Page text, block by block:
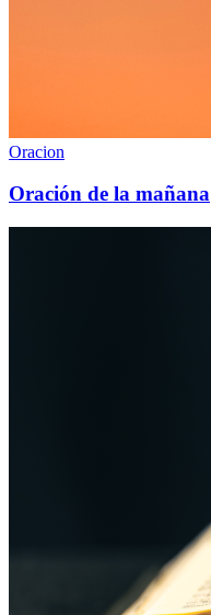
Oracion
Oración de la mañana